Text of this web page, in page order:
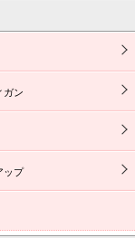
ガン
ップ